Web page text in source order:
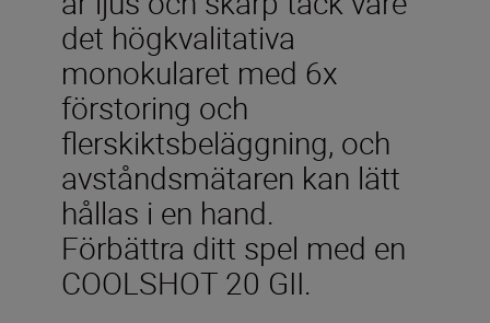
det högkvalitativa
monokularet med 6x
förstoring och
flerskiktsbeläggning, och
avståndsmätaren kan lätt
hållas i en hand.
Förbättra ditt spel med en
COOLSHOT 20 GII.